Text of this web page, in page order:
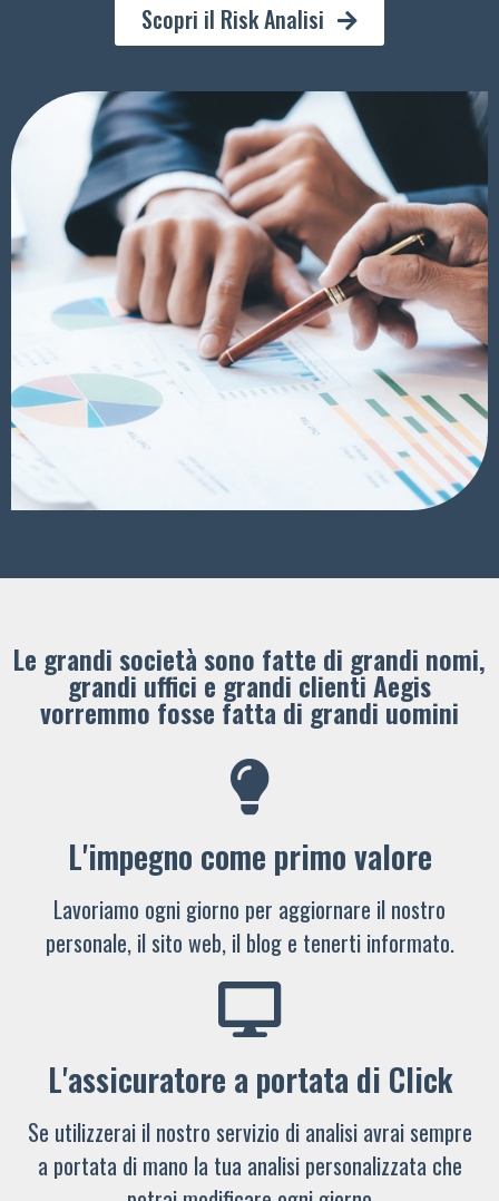
Scopri il Risk Analisi
Le grandi società sono fatte di grandi nomi,
grandi uffici e grandi clienti ​Aegis
vorremmo fosse fatta di grandi uomini
L'impegno come primo valore
Lavoriamo ogni giorno per aggiornare il nostro
personale, il sito web, il blog e tenerti informato.
L'assicuratore a portata di Click
Se utilizzerai il nostro servizio di analisi avrai sempre
a portata di mano la tua analisi personalizzata che